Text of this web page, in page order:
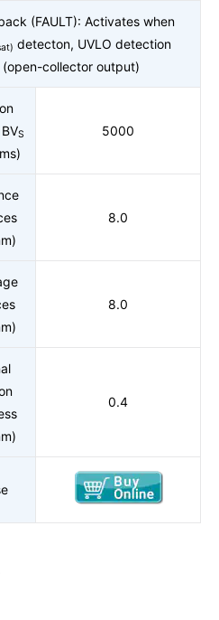
(FAULT): Activates when
detecton, UVLO detection
(open-collector output)
S 5000
8.0
8.0
0.4